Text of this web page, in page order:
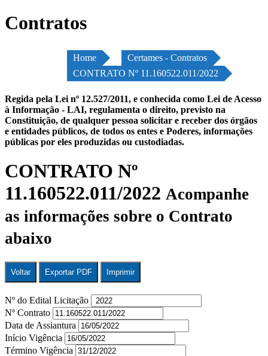
Contratos
Home
Certames - Contratos
CONTRATO Nº 11.160522.011/2022
Regida pela Lei nº 12.527/2011, e conhecida como Lei de Acesso
à Informação - LAI, regulamenta o direito, previsto na
Constituição, de qualquer pessoa solicitar e receber dos órgãos
e entidades públicos, de todos os entes e Poderes, informações
públicas por eles produzidas ou custodiadas.
CONTRATO Nº
11.160522.011/2022 Acompanhe
as informações sobre o Contrato
abaixo
Voltar Exportar PDF Imprimir
Nº do Edital Licitação
Nº Contrato
Data de Assiantura
Início Vigência
Término Vigência